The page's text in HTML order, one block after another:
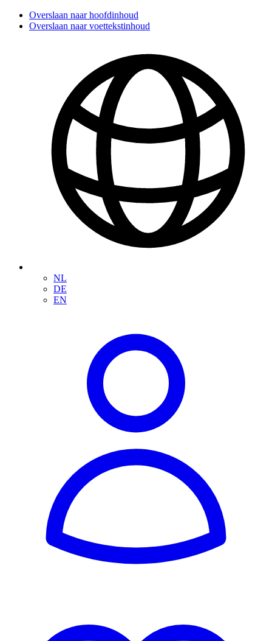
Overslaan naar hoofdinhoud
Overslaan naar voettekstinhoud
NL
DE
EN